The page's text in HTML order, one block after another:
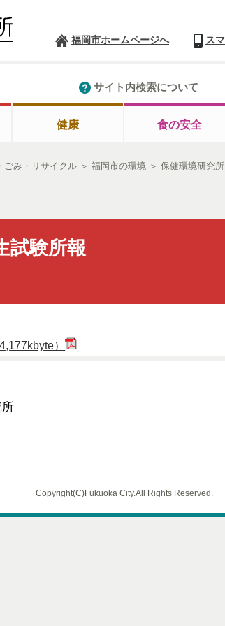
福岡市ホームページへ ス
サイト内検索について
健康 食の安全
ごみ・リサイクル ＞ 福岡市の環境 ＞ 保健環境研究所
試験所報
）
Copyright(C)Fukuoka City.All Rights Reserved.